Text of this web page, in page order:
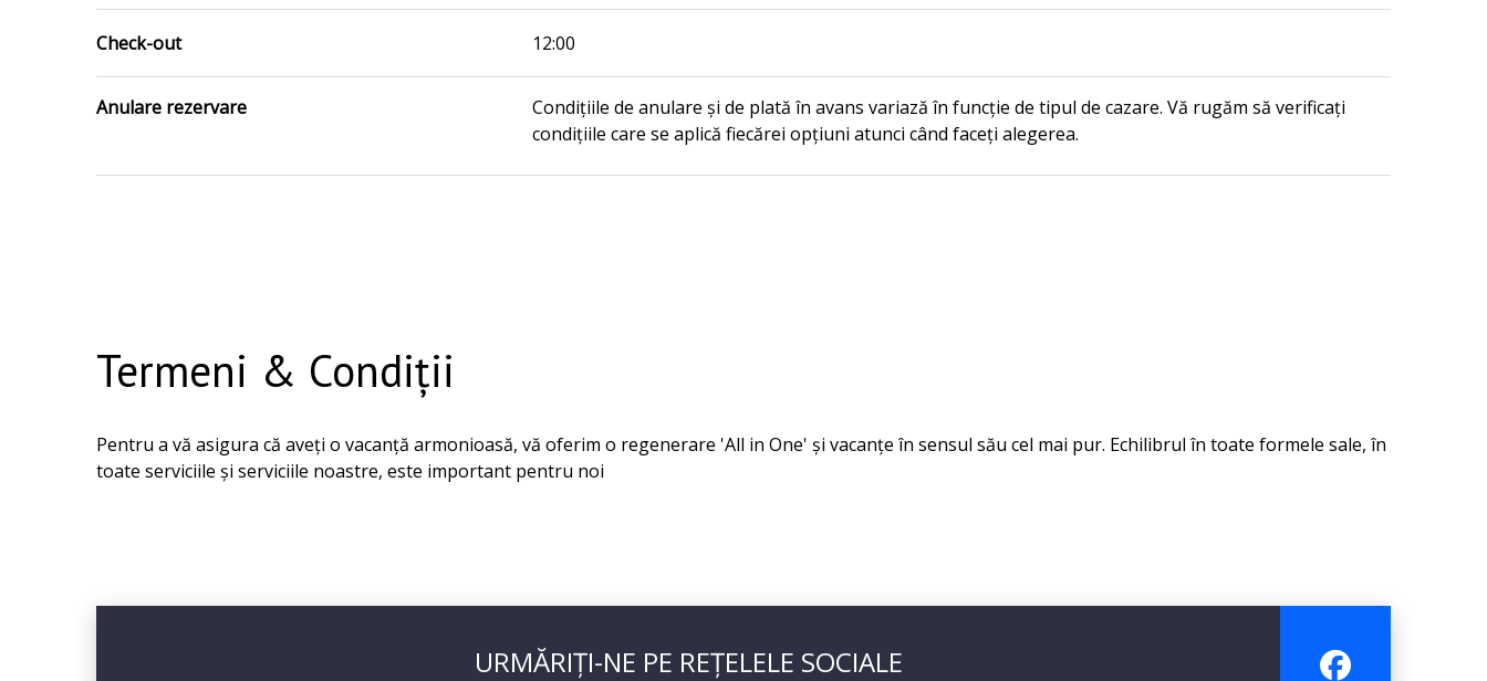
Check-out 12:00
Anulare rezervare
Condițiile de anulare și de plată în avans variază în funcție de tipul de cazare. Vă rugăm să verificați
condițiile care se aplică fiecărei opțiuni atunci când faceți alegerea.
Termeni & Condiții
Pentru a vă asigura că aveți o vacanță armonioasă, vă oferim o regenerare 'All in One' și vacanțe în sensul său cel mai pur. Echilibrul în toate formele sale, în
toate serviciile și serviciile noastre, este important pentru noi
URMĂRIȚI-NE PE REȚELELE SOCIALE